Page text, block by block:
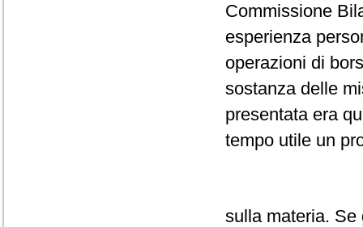
Commissione
esperienza
operazioni di
sostanza delle
presentata era
tempo utile un
sulla materia. Se